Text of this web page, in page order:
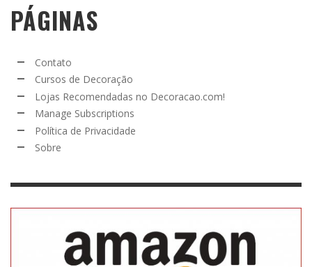
PÁGINAS
Contato
Cursos de Decoração
Lojas Recomendadas no Decoracao.com!
Manage Subscriptions
Política de Privacidade
Sobre